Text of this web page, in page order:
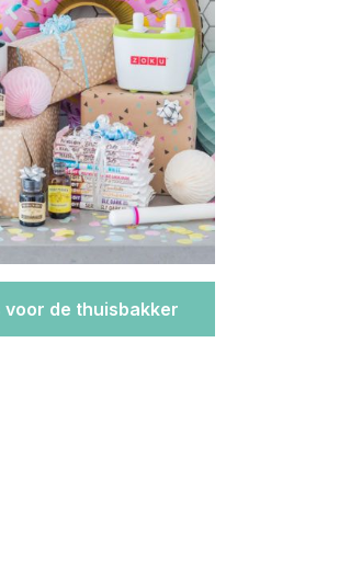
voor de thuisbakker